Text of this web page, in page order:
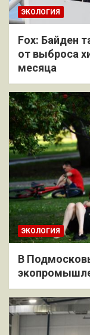
ЭКОЛОГИЯ
Fox: Байден
от выброса
месяца
ЭКОЛОГИЯ
В